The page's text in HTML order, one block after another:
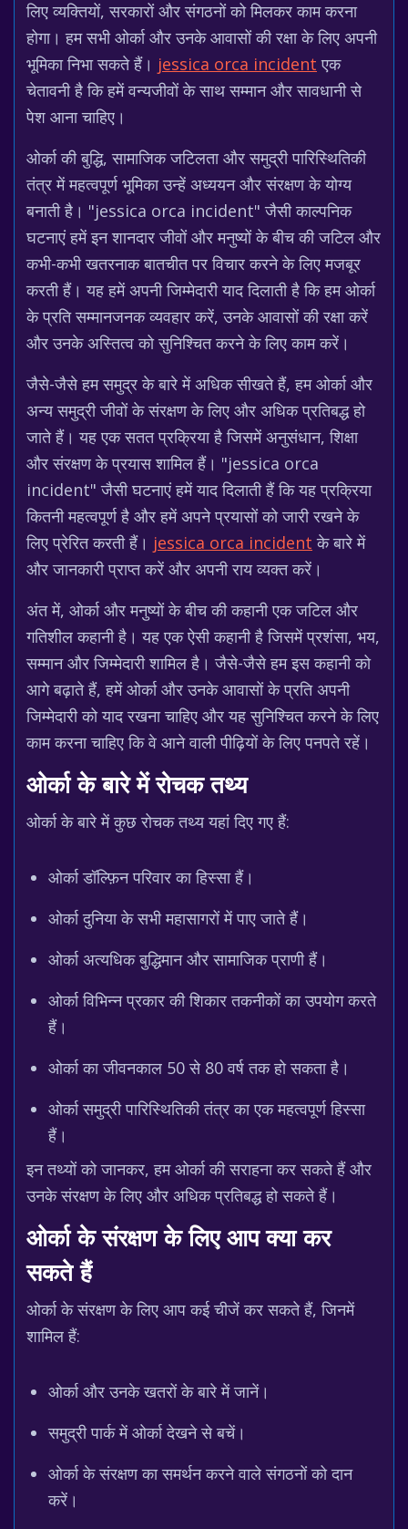
लिए व्यक्तियों, सरकारों और संगठनों को मिलकर काम करना
होगा। हम सभी ओर्का और उनके आवासों की रक्षा के लिए अपनी
भूमिका निभा सकते हैं। jessica orca incident एक
चेतावनी है कि हमें वन्यजीवों के साथ सम्मान और सावधानी से
पेश आना चाहिए।
ओर्का की बुद्धि, सामाजिक जटिलता और समुद्री पारिस्थितिकी
तंत्र में महत्वपूर्ण भूमिका उन्हें अध्ययन और संरक्षण के योग्य
बनाती है। "jessica orca incident" जैसी काल्पनिक
घटनाएं हमें इन शानदार जीवों और मनुष्यों के बीच की जटिल और
कभी-कभी खतरनाक बातचीत पर विचार करने के लिए मजबूर
करती हैं। यह हमें अपनी जिम्मेदारी याद दिलाती है कि हम ओर्का
के प्रति सम्मानजनक व्यवहार करें, उनके आवासों की रक्षा करें
और उनके अस्तित्व को सुनिश्चित करने के लिए काम करें।
जैसे-जैसे हम समुद्र के बारे में अधिक सीखते हैं, हम ओर्का और
अन्य समुद्री जीवों के संरक्षण के लिए और अधिक प्रतिबद्ध हो
जाते हैं। यह एक सतत प्रक्रिया है जिसमें अनुसंधान, शिक्षा
और संरक्षण के प्रयास शामिल हैं। "jessica orca
incident" जैसी घटनाएं हमें याद दिलाती हैं कि यह प्रक्रिया
कितनी महत्वपूर्ण है और हमें अपने प्रयासों को जारी रखने के
लिए प्रेरित करती हैं। jessica orca incident के बारे में
और जानकारी प्राप्त करें और अपनी राय व्यक्त करें।
अंत में, ओर्का और मनुष्यों के बीच की कहानी एक जटिल और
गतिशील कहानी है। यह एक ऐसी कहानी है जिसमें प्रशंसा, भय,
सम्मान और जिम्मेदारी शामिल है। जैसे-जैसे हम इस कहानी को
आगे बढ़ाते हैं, हमें ओर्का और उनके आवासों के प्रति अपनी
जिम्मेदारी को याद रखना चाहिए और यह सुनिश्चित करने के लिए
काम करना चाहिए कि वे आने वाली पीढ़ियों के लिए पनपते रहें।
ओर्का के बारे में रोचक तथ्य
ओर्का के बारे में कुछ रोचक तथ्य यहां दिए गए हैं:
ओर्का डॉल्फ़िन परिवार का हिस्सा हैं।
ओर्का दुनिया के सभी महासागरों में पाए जाते हैं।
ओर्का अत्यधिक बुद्धिमान और सामाजिक प्राणी हैं।
ओर्का विभिन्न प्रकार की शिकार तकनीकों का उपयोग करते
हैं।
ओर्का का जीवनकाल 50 से 80 वर्ष तक हो सकता है।
ओर्का समुद्री पारिस्थितिकी तंत्र का एक महत्वपूर्ण हिस्सा
हैं।
इन तथ्यों को जानकर, हम ओर्का की सराहना कर सकते हैं और
उनके संरक्षण के लिए और अधिक प्रतिबद्ध हो सकते हैं।
ओर्का के संरक्षण के लिए आप क्या कर
सकते हैं
ओर्का के संरक्षण के लिए आप कई चीजें कर सकते हैं, जिनमें
शामिल हैं:
ओर्का और उनके खतरों के बारे में जानें।
समुद्री पार्क में ओर्का देखने से बचें।
ओर्का के संरक्षण का समर्थन करने वाले संगठनों को दान
करें।